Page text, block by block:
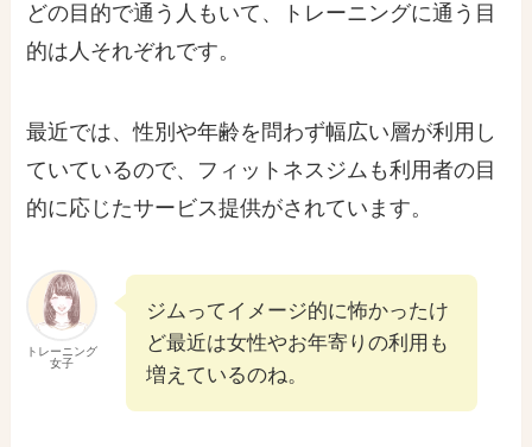
どの目的で通う人もいて、トレーニングに通う目
的は人それぞれです。
最近では、性別や年齢を問わず幅広い層が利用し
ていているので、フィットネスジムも利用者の目
的に応じたサービス提供がされています。
トレーニング
女子
ジムってイメージ的に怖かったけ
ど最近は女性やお年寄りの利用も
増えているのね。